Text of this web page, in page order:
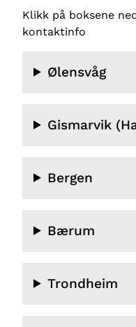
Klikk på boksene
kontaktinfo
Ølensvåg
Gismarvik
Bergen
Bærum
Trondheim